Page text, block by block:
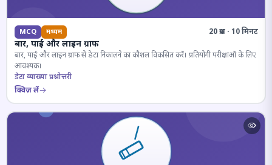
MCQ मध्यम 20 प्रश्न · 10 मिनट
बार, पाई और लाइन ग्राफ
बार, पाई और लाइन ग्राफ से डेटा निकालने का कौशल विकसित करें। प्रतियोगी परीक्षाओं के लिए
आवश्यक।
डेटा व्याख्या प्रश्नोत्तरी
क्विज़ लें